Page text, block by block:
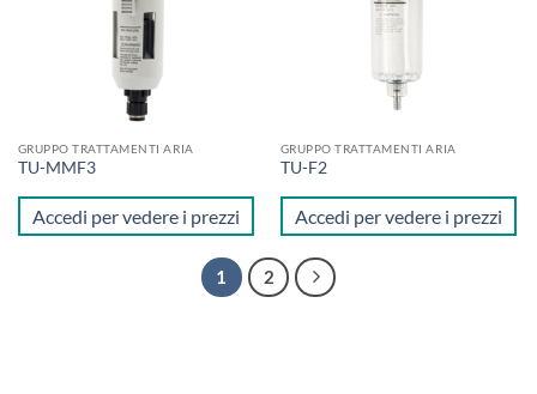
GRUPPO TRATTAMENTI ARIA
TU-MMF3
Accedi per vedere i prezzi
GRUPPO TRATTAMENTI ARIA
TU-F2
Accedi per vedere i prezzi
1 2